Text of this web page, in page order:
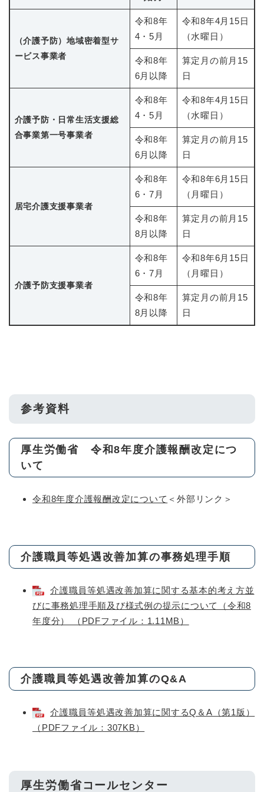
（介護予防）地域密着型サ
ービス事業者
令和8年
4・5月
令和8年4月15日
（水曜日）
令和8年
6月以降
算定月の前月15
日
介護予防・日常生活支援総
合事業第一号事業者
令和8年
4・5月
令和8年4月15日
（水曜日）
令和8年
6月以降
算定月の前月15
日
居宅介護支援事業者
令和8年
6・7月
令和8年6月15日
（月曜日）
令和8年
8月以降
算定月の前月15
日
介護予防支援事業者
令和8年
6・7月
令和8年6月15日
（月曜日）
令和8年
8月以降
算定月の前月15
日
参考資料
厚生労働省 令和8年度介護報酬改定につ
いて
令和8年度介護報酬改定について ＜外部リンク＞
介護職員等処遇改善加算の事務処理手順
介護職員等処遇改善加算に関する基本的考え方並
びに事務処理手順及び様式例の提示について（令和8
年度分） （PDFファイル：1.11MB）
介護職員等処遇改善加算のQ&A
介護職員等処遇改善加算に関するQ＆A（第1版）
（PDFファイル：307KB）
厚生労働省コールセンター